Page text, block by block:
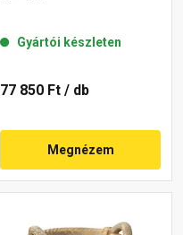
Gyártói készleten
77 850 Ft / db
Megnézem